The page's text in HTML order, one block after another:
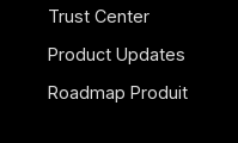
Trust Center
Product Updates
Roadmap Produit